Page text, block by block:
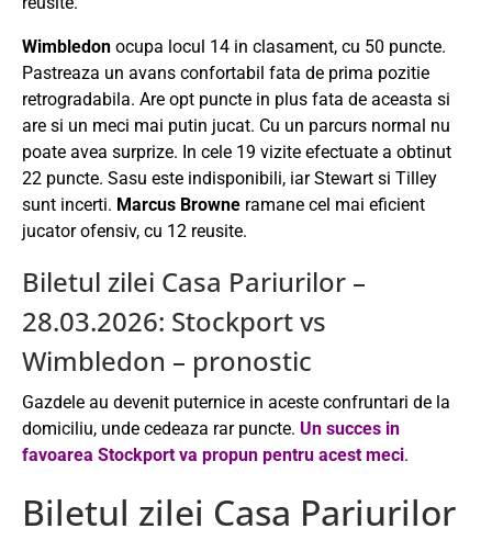
Wimbledon ocupa locul 14 in clasament, cu 50 puncte.
Pastreaza un avans confortabil fata de prima pozitie
retrogradabila. Are opt puncte in plus fata de aceasta si
are si un meci mai putin jucat. Cu un parcurs normal nu
poate avea surprize. In cele 19 vizite efectuate a obtinut
22 puncte. Sasu este indisponibili, iar Stewart si Tilley
sunt incerti. Marcus Browne ramane cel mai eficient
jucator ofensiv, cu 12 reusite.
Biletul zilei Casa Pariurilor –
28.03.2026: Stockport vs
Wimbledon – pronostic
Gazdele au devenit puternice in aceste confruntari de la
domiciliu, unde cedeaza rar puncte. Un succes in
favoarea Stockport va propun pentru acest meci.
Biletul zilei Casa Pariurilor